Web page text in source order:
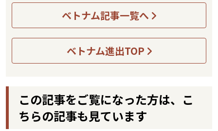
ベトナム記事一覧へ
ベトナム進出TOP
この記事をご覧になった方は、こ
ちらの記事も見ています